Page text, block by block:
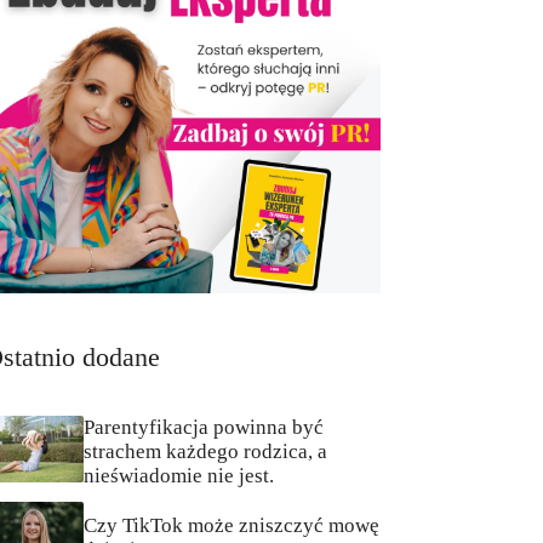
dodane
Parentyfikacja powinna być
strachem każdego rodzica, a
nieświadomie nie jest.
Czy TikTok może zniszczyć mowę